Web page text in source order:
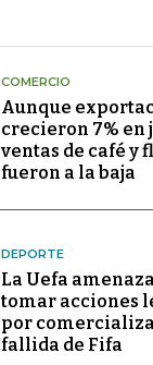
COMERCIO
Aunque
crecieron 7% en
ventas de café y
fueron a la baja
DEPORTE
La Uefa
tomar acciones
por
fallida de Fifa